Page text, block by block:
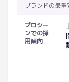
ブランドの最重
プロシー
ンでの採
用傾向